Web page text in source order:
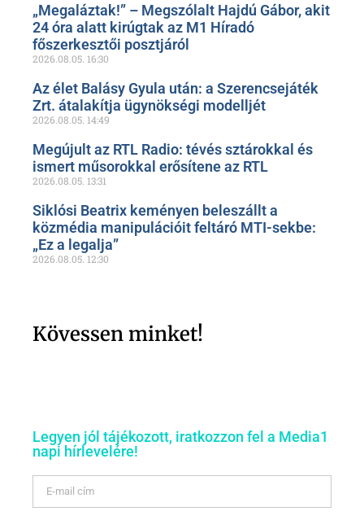
„Megaláztak!” – Megszólalt Hajdú Gábor, akit
24 óra alatt kirúgtak az M1 Híradó
főszerkesztői posztjáról
2026.08.05. 16:30
Az élet Balásy Gyula után: a Szerencsejáték
Zrt. átalakítja ügynökségi modelljét
2026.08.05. 14:49
Megújult az RTL Radio: tévés sztárokkal és
ismert műsorokkal erősítene az RTL
2026.08.05. 13:31
Siklósi Beatrix keményen beleszállt a
közmédia manipulációit feltáró MTI-sekbe:
„Ez a legalja”
2026.08.05. 12:30
Kövessen minket!
Legyen jól tájékozott, iratkozzon fel a Media1
napi hírlevelére!